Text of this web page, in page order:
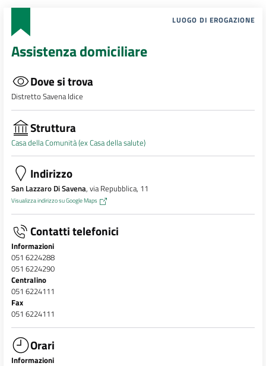
LUOGO DI EROGAZIONE
Assistenza domiciliare
Dove si trova
Distretto Savena Idice
Struttura
Casa della Comunità (ex Casa della salute)
Indirizzo
San Lazzaro Di Savena, via Repubblica, 11
Visualizza indirizzo su Google Maps
Contatti telefonici
Informazioni
051 6224288
051 6224290
Centralino
051 6224111
Fax
051 6224111
Orari
Informazioni